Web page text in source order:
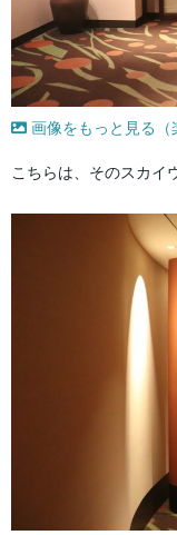
画像をもっと見る（
こちらは、そのスカイ